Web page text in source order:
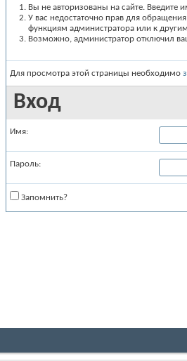
Вы не авторизованы на сайте. Введите
У вас недостаточно прав для
функциям администратора или к
Возможно, администратор отключил
Для просмотра этой страницы необходимо
Вход
Имя:
Пароль:
Запомнить?